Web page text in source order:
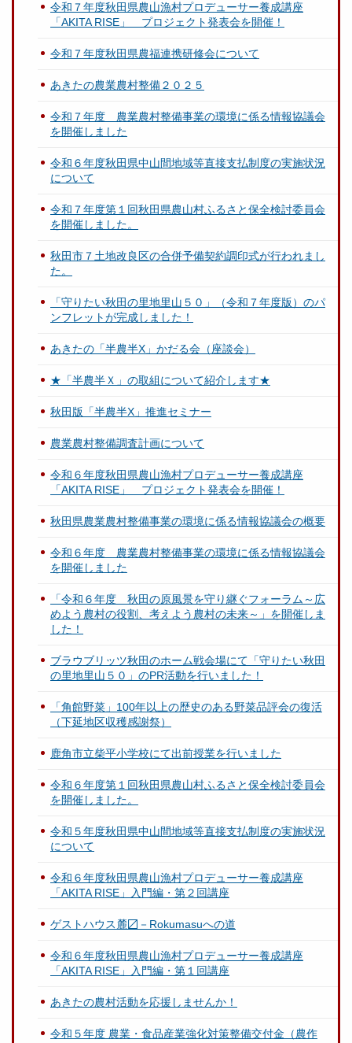
令和７年度秋田県農山漁村プロデューサー養成講座
「AKITA RISE」 プロジェクト発表会を開催！
令和７年度秋田県農福連携研修会について
あきたの農業農村整備２０２５
令和７年度 農業農村整備事業の環境に係る情報協議会
を開催しました
令和６年度秋田県中山間地域等直接支払制度の実施状況
について
令和７年度第１回秋田県農山村ふるさと保全検討委員会
を開催しました。
秋田市７土地改良区の合併予備契約調印式が行われまし
た。
「守りたい秋田の里地里山５０」（令和７年度版）のパ
ンフレットが完成しました！
あきたの「半農半X」かだる会（座談会）
★「半農半Ｘ」の取組について紹介します★
秋田版「半農半X」推進セミナー
農業農村整備調査計画について
令和６年度秋田県農山漁村プロデューサー養成講座
「AKITA RISE」 プロジェクト発表会を開催！
秋田県農業農村整備事業の環境に係る情報協議会の概要
令和６年度 農業農村整備事業の環境に係る情報協議会
を開催しました
「令和６年度 秋田の原風景を守り継ぐフォーラム～広
めよう農村の役割、考えよう農村の未来～」を開催しま
した！
ブラウブリッツ秋田のホーム戦会場にて「守りたい秋田
の里地里山５０」のPR活動を行いました！
「角館野菜」100年以上の歴史のある野菜品評会の復活
（下延地区収穫感謝祭）
鹿角市立柴平小学校にて出前授業を行いました
令和６年度第１回秋田県農山村ふるさと保全検討委員会
を開催しました。
令和５年度秋田県中山間地域等直接支払制度の実施状況
について
令和６年度秋田県農山漁村プロデューサー養成講座
「AKITA RISE」入門編・第２回講座
ゲストハウス麓〼－Rokumasuへの道
令和６年度秋田県農山漁村プロデューサー養成講座
「AKITA RISE」入門編・第１回講座
あきたの農村活動を応援しませんか！
令和５年度 農業・食品産業強化対策整備交付金（農作